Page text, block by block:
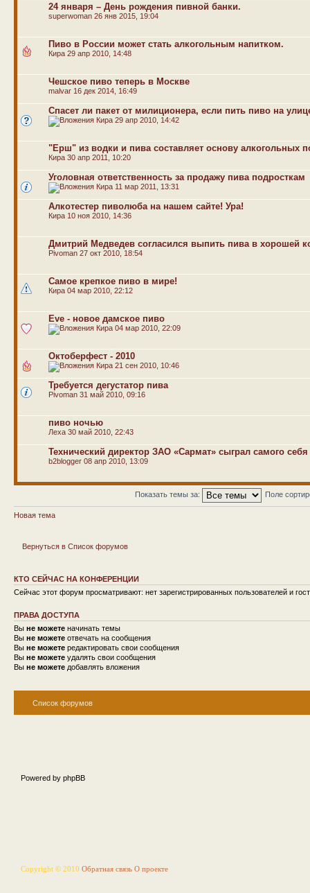
24 января – День рождения пивной банки.
superwoman 26 янв 2015, 19:04
Пиво в России может стать алкогольным напитком.
Кира 29 апр 2010, 14:48
Чешское пиво теперь в Москве
malvar 16 дек 2014, 16:49
Спасет ли пакет от милиционера, если пить пиво на
Кира 29 апр 2010, 14:42
"Ерш" из водки и пива составляет основу алкогольных
Кира 30 апр 2011, 10:20
Уголовная ответственность за продажу пива подросткам
Кира 11 мар 2011, 13:31
Алкотестер пиволюба на нашем сайте! Ура!
Кира 10 ноя 2010, 14:36
Дмитрий Медведев согласился выпить пива в хорошей
Pivoman 27 окт 2010, 18:54
Самое крепкое пиво в мире!
Кира 04 мар 2010, 22:12
Eve - новое дамское пиво
Кира 04 мар 2010, 22:09
Октоберфест - 2010
Кира 21 сен 2010, 10:46
Требуется дегустатор пива
Pivoman 31 май 2010, 09:16
пиво ночью
Леха 30 май 2010, 22:43
Технический директор ЗАО «Сармат» сыграл самого
b2blogger 08 апр 2010, 13:09
Показать темы за: Поле
Новая тема
Вернуться в Список форумов
КТО СЕЙЧАС НА КОНФЕРЕНЦИИ
Сейчас этот форум просматривают: нет зарегистрированных пользователей и
ПРАВА ДОСТУПА
Вы не можете начинать темы
Вы не можете отвечать на сообщения
Вы не можете редактировать свои сообщения
Вы не можете удалять свои сообщения
Вы не можете добавлять вложения
Список форумов
Powered by phpBB
Copyright © 2010 Обратная связь О проекте